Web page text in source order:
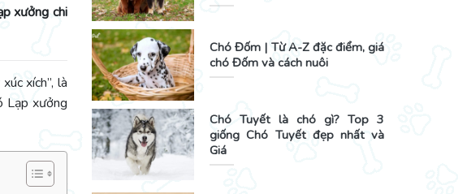
xưởng chi
xích”, là
Lạp xưởng
Chó Đốm | Từ A-Z đặc điểm, giá
chó Đốm và cách nuôi
Chó Tuyết là chó gì? Top 3
giống Chó Tuyết đẹp nhất và
Giá